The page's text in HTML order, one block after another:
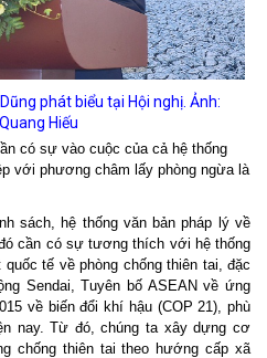
phát biểu tại Hội nghị. Ảnh:
Hiếu
có sự vào cuộc của cả hệ thống
với phương châm lấy phòng ngừa là
sách, hệ thống văn bản pháp lý về
cần có sự tương thích với hệ thống
tế về phòng chống thiên tai, đặc
Sendai, Tuyên bố ASEAN về ứng
về biến đổi khí hậu (COP 21), phù
nay. Từ đó, chúng ta xây dựng cơ
chống thiên tai theo hướng cấp xã